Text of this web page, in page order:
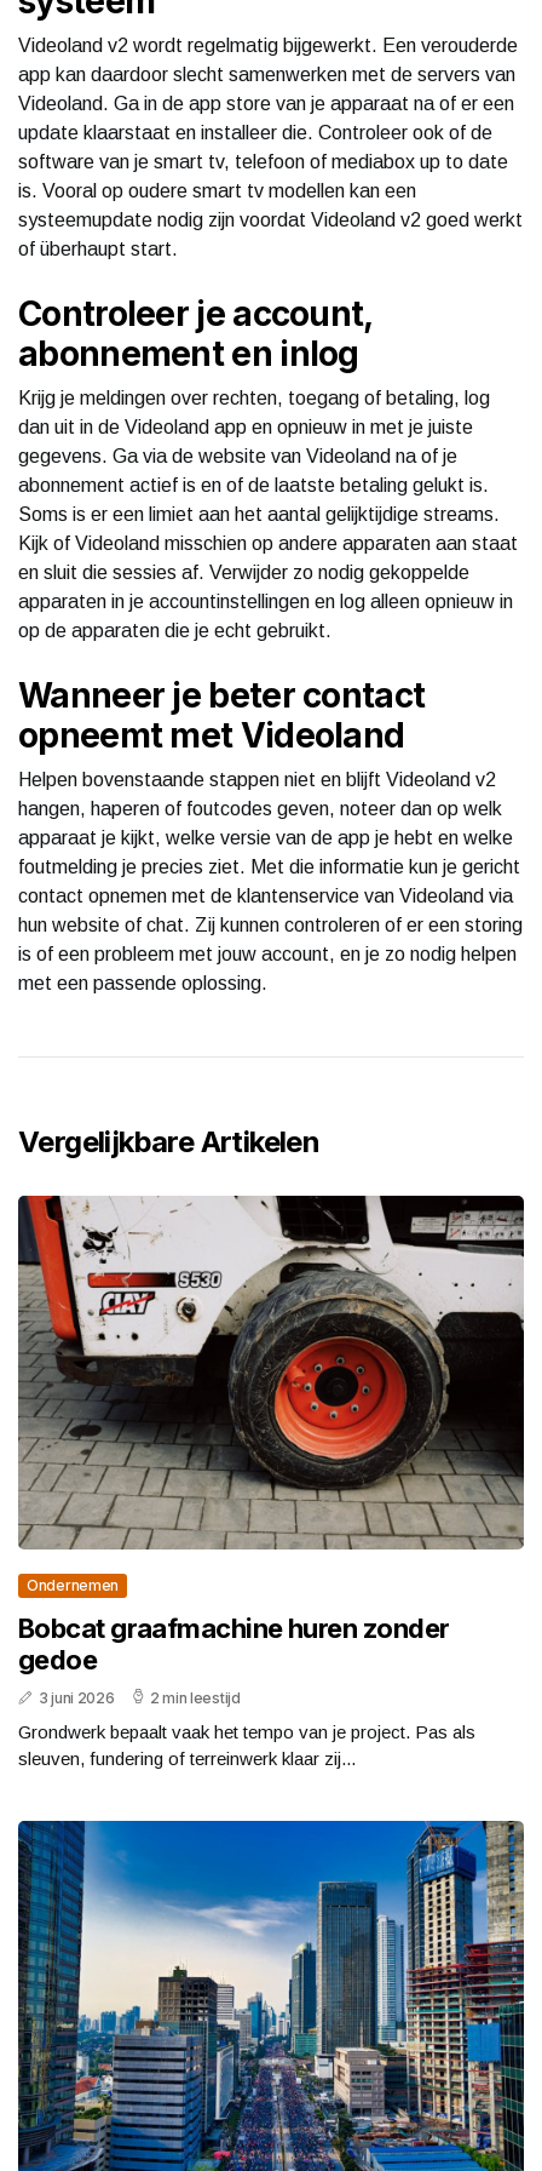
Videoland v2 wordt regelmatig bijgewerkt. Een verouderde
app kan daardoor slecht samenwerken met de servers van
Videoland. Ga in de app store van je apparaat na of er een
update klaarstaat en installeer die. Controleer ook of de
software van je smart tv, telefoon of mediabox up to date
is. Vooral op oudere smart tv modellen kan een
systeemupdate nodig zijn voordat Videoland v2 goed werkt
of überhaupt start.
Controleer je account,
abonnement en inlog
Krijg je meldingen over rechten, toegang of betaling, log
dan uit in de Videoland app en opnieuw in met je juiste
gegevens. Ga via de website van Videoland na of je
abonnement actief is en of de laatste betaling gelukt is.
Soms is er een limiet aan het aantal gelijktijdige streams.
Kijk of Videoland misschien op andere apparaten aan staat
en sluit die sessies af. Verwijder zo nodig gekoppelde
apparaten in je accountinstellingen en log alleen opnieuw in
op de apparaten die je echt gebruikt.
Wanneer je beter contact
opneemt met Videoland
Helpen bovenstaande stappen niet en blijft Videoland v2
hangen, haperen of foutcodes geven, noteer dan op welk
apparaat je kijkt, welke versie van de app je hebt en welke
foutmelding je precies ziet. Met die informatie kun je gericht
contact opnemen met de klantenservice van Videoland via
hun website of chat. Zij kunnen controleren of er een storing
is of een probleem met jouw account, en je zo nodig helpen
met een passende oplossing.
Vergelijkbare Artikelen
Ondernemen
Bobcat graafmachine huren zonder
gedoe
3 juni 2026 2 min leestijd
Grondwerk bepaalt vaak het tempo van je project. Pas als
sleuven, fundering of terreinwerk klaar zij...